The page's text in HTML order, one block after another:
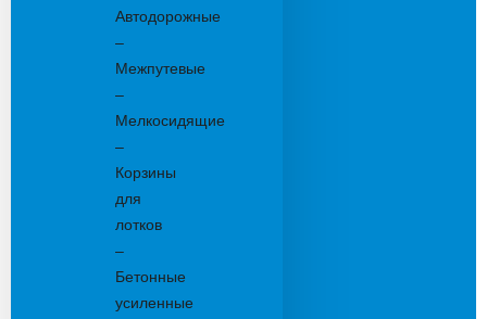
Автодорожные
–
Межпутевые
–
Мелкосидящие
–
Корзины
для
лотков
–
Бетонные
усиленные